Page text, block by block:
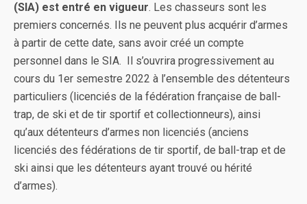
(SIA) est entré en vigueur. Les chasseurs sont les
premiers concernés. Ils ne peuvent plus acquérir d’armes
à partir de cette date, sans avoir créé un compte
personnel dans le SIA. Il s’ouvrira progressivement au
cours du 1er semestre 2022 à l’ensemble des détenteurs
particuliers (licenciés de la fédération française de ball-
trap, de ski et de tir sportif et collectionneurs), ainsi
qu’aux détenteurs d’armes non licenciés (anciens
licenciés des fédérations de tir sportif, de ball-trap et de
ski ainsi que les détenteurs ayant trouvé ou hérité
d’armes).